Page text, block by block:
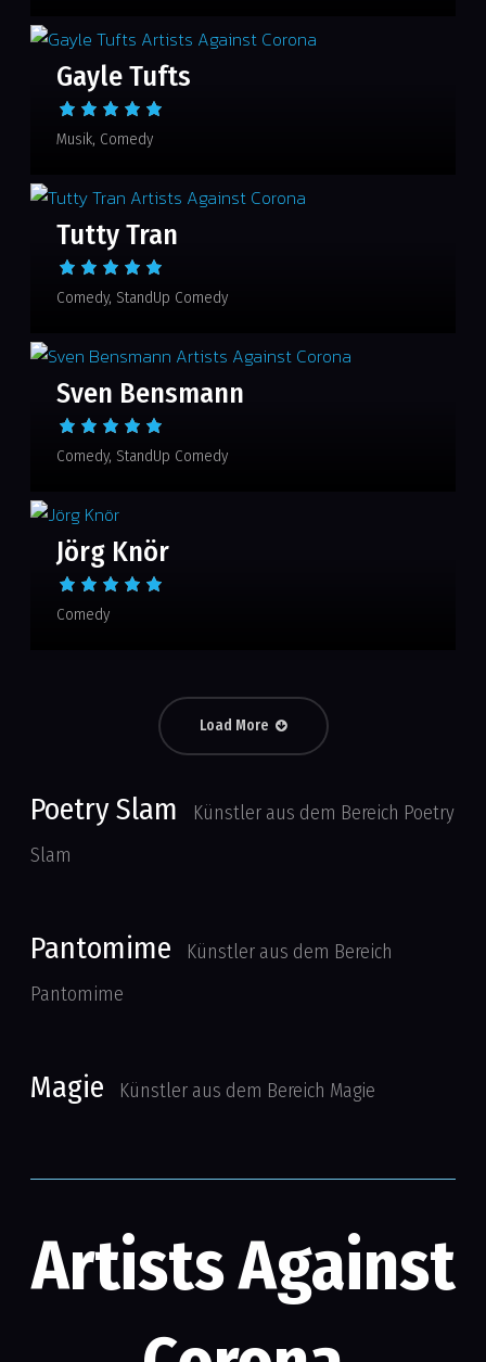
Gayle Tufts
Musik Comedy
Tutty Tran
Comedy StandUp Comedy
Sven Bensmann
Comedy StandUp Comedy
Jörg Knör
Comedy
Load More
Poetry Slam
Künstler aus dem Bereich Poetry
Slam
Pantomime
Künstler aus dem Bereich
Pantomime
Magie Künstler aus dem Bereich Magie
Artists Against